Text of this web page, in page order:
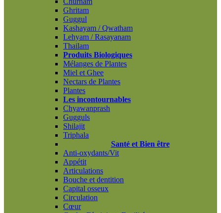
Ghritam
Guggul
Kashayam / Qwatham
Lehyam / Rasayanam
Thailam
Produits Biologiques
Mélanges de Plantes
Miel et Ghee
Nectars de Plantes
Plantes
Les incontournables
Chyawanprash
Gugguls
Shilajit
Triphala
Santé et Bien être
Anti-oxydants/Vit
Appétit
Articulations
Bouche et dentition
Capital osseux
Circulation
Cœur